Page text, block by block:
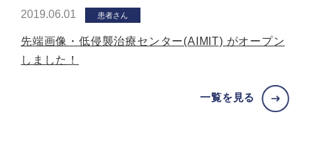
2019.06.01 患者さん
先端画像・低侵襲治療センター(AIMIT) がオープン
しました！
一覧を見る